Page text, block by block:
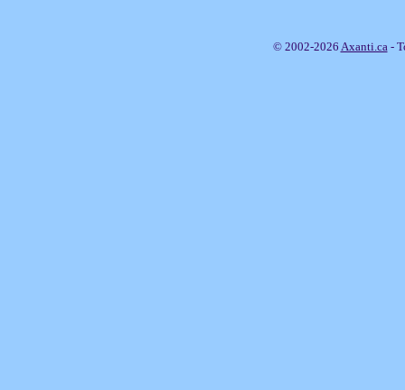
© 2002-2026 Axanti.ca -